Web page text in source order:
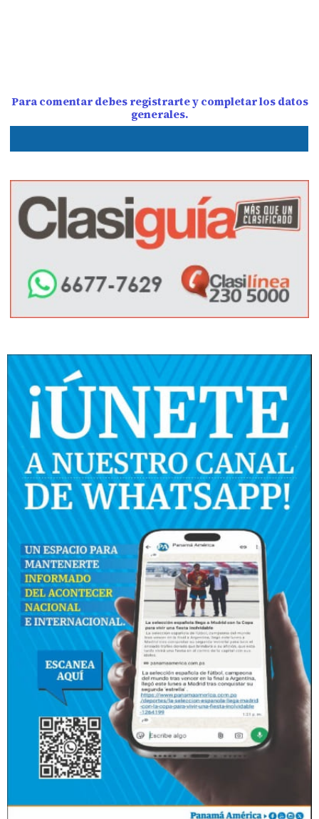
Para comentar debes registrarte y completar los datos
generales.